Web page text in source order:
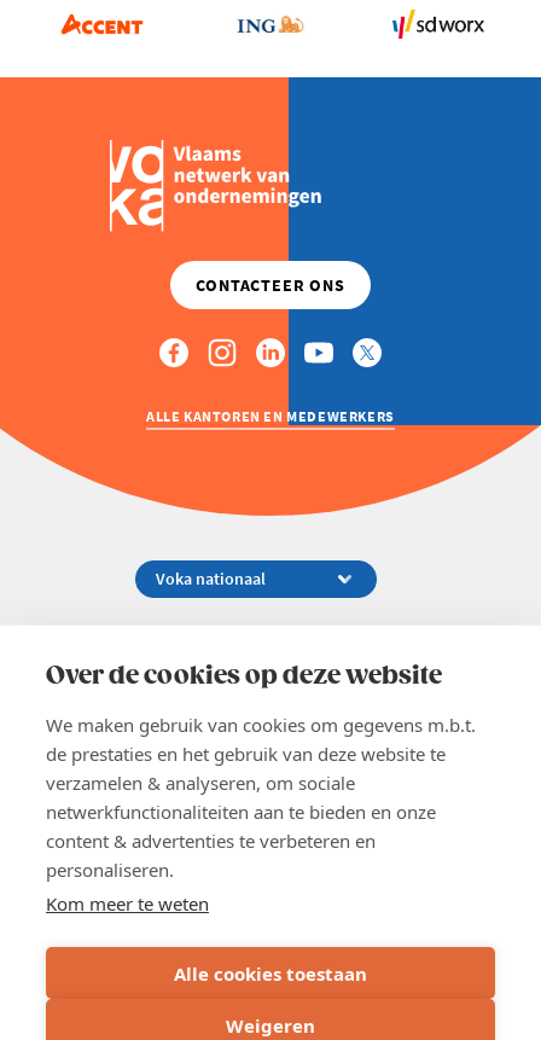
Over de cookies op deze website
We maken gebruik van cookies om gegevens m.b.t.
de prestaties en het gebruik van deze website te
verzamelen & analyseren, om sociale
netwerkfunctionaliteiten aan te bieden en onze
content & advertenties te verbeteren en
personaliseren.
Kom meer te weten
Alle cookies toestaan
Weigeren
BELEVING
ALLE KANTOREN EN MEDEWERKERS
02 229 81 11
EN
Word lid
Voka 2026
Privacyverklaring